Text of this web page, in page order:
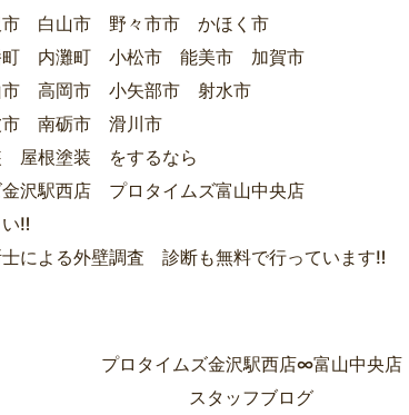
白山市 野々市市 かほく市
町 内灘町 小松市 能美市 加賀市
高岡市 小矢部市 射水市
南砺市 滑川市
屋根塗装 をするなら
金沢駅西店 プロタイムズ富山中央店
‼
による外壁調査 診断も無料で行っています‼
プロタイムズ金沢駅西店∞富山中央店
スタッフブログ